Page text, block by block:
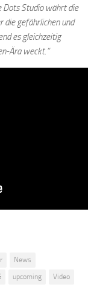
Dots Studio währt die
die gefährlichen und
es gleichzeitig
Ära weckt.“
News
upcoming
Video